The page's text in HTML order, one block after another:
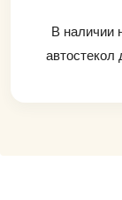
В наличии